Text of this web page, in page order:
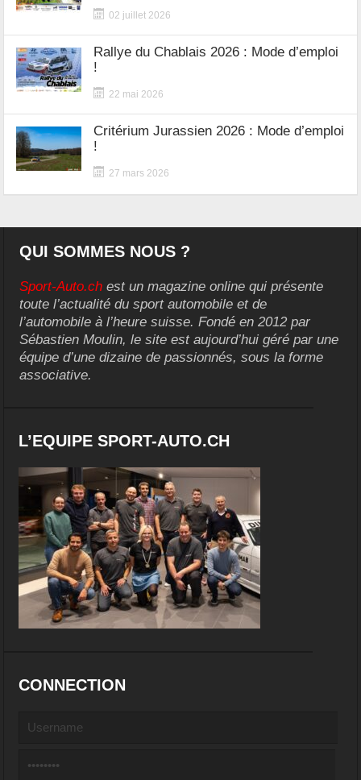
02 juillet 2026
Rallye du Chablais 2026 : Mode d’emploi
!
22 mai 2026
Critérium Jurassien 2026 : Mode d’emploi
!
27 mars 2026
QUI SOMMES NOUS ?
Sport-Auto.ch est un magazine online qui présente
toute l’actualité du sport automobile et de
l’automobile à l’heure suisse. Fondé en 2012 par
Sébastien Moulin, le site est aujourd’hui géré par une
équipe d’une dizaine de passionnés, sous la forme
associative.
L’EQUIPE SPORT-AUTO.CH
CONNECTION